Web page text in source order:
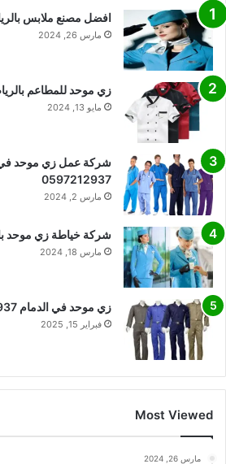
افضل مصنع ملابس بالرياض
مارس 26, 2024
زي موحد للمطاعم بالرياض
مايو 13, 2024
شركة عمل زي موحد
0597212937
مارس 2, 2024
شركة خياطة زي موحد بالدمام
مارس 18, 2024
زي موحد في الدمام 0597212937
فبراير 15, 2025
Most Viewed
مارس 26, 2024